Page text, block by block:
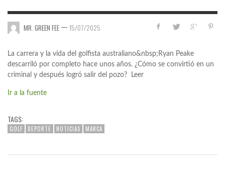
MR. GREEN FEE — 15/07/2025
La carrera y la vida del golfista australiano&nbsp;Ryan Peake
descarriló por completo hace unos años. ¿Cómo se convirtió en un
criminal y después logró salir del pozo? Leer
Ir a la fuente
TAGS:
GOLF DEPORTE NOTICIAS MARCA